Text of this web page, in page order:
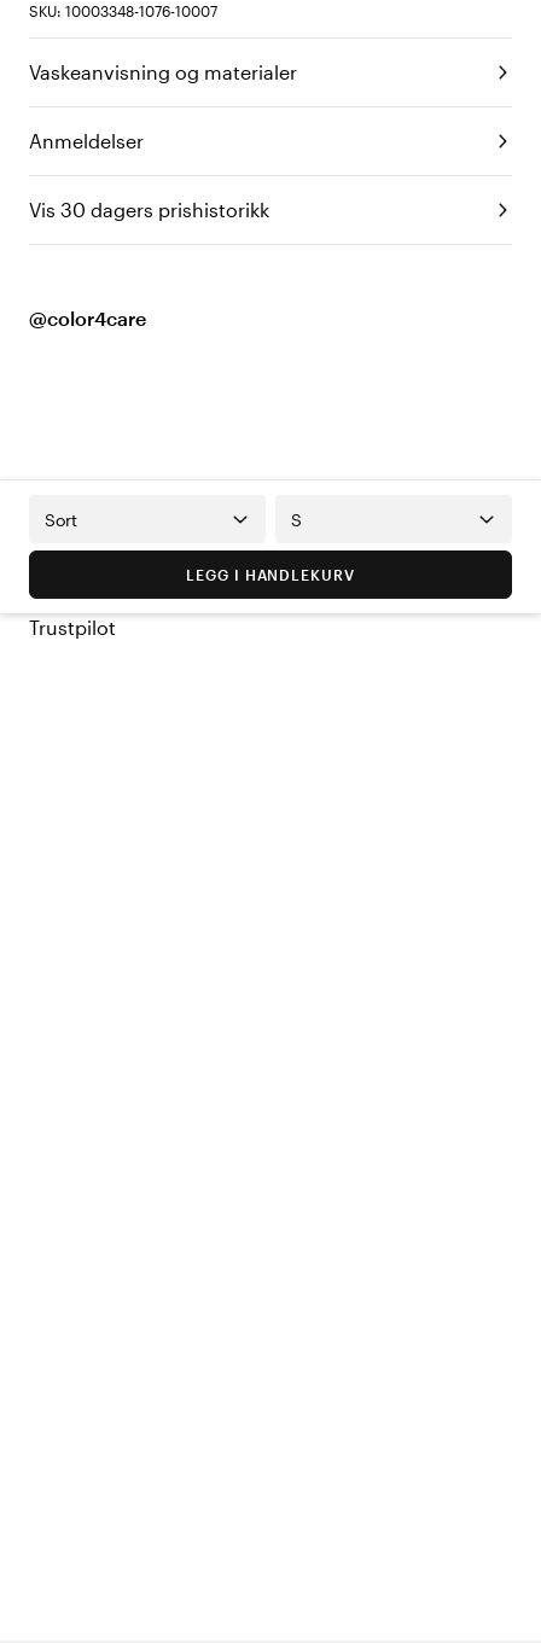
SKU: 10003348-1076-10007
Vaskeanvisning og materialer
Anmeldelser
Vis 30 dagers prishistorikk
@color4care
Sort S
LEGG I HANDLEKURV
Trustpilot